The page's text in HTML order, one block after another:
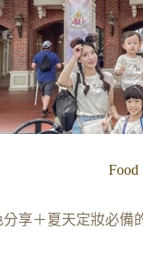
Food
享＋夏天定妝必備